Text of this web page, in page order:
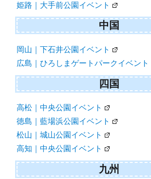
姫路｜大手前公園イベント
中国
岡山｜下石井公園イベント
広島｜ひろしまゲートパークイベント
四国
高松｜中央公園イベント
徳島｜藍場浜公園イベント
松山｜城山公園イベント
高知｜中央公園イベント
九州